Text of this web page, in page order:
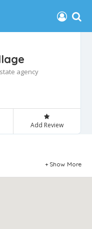
agency
Add Review
Show More